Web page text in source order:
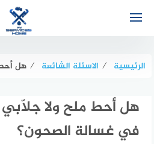
الرئيسية ⁄ الاسئلة الشائعة ⁄ هل أحط
هل أحط ملح ولا
في غسالة الصحون؟